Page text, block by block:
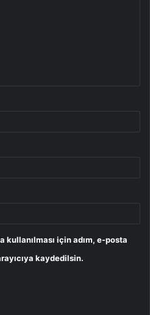
kullanılması için adım, e-posta
kaydedilsin.